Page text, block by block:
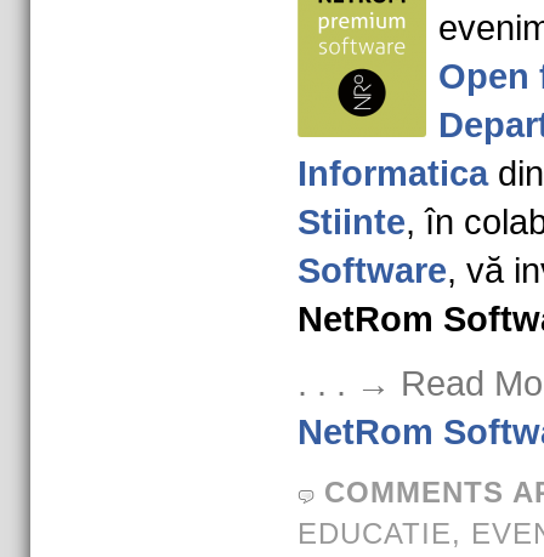
Open
Informatica
Stiinte, în
Software, vă
NetRom
. . . → Read
NetRom
COMMENTS
EDUCATIE,